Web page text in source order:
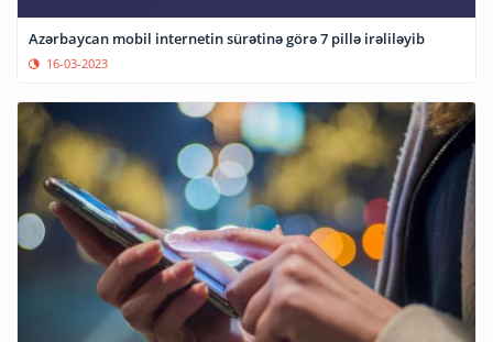
Azərbaycan mobil internetin sürətinə görə 7 pillə irəliləyib
16-03-2023